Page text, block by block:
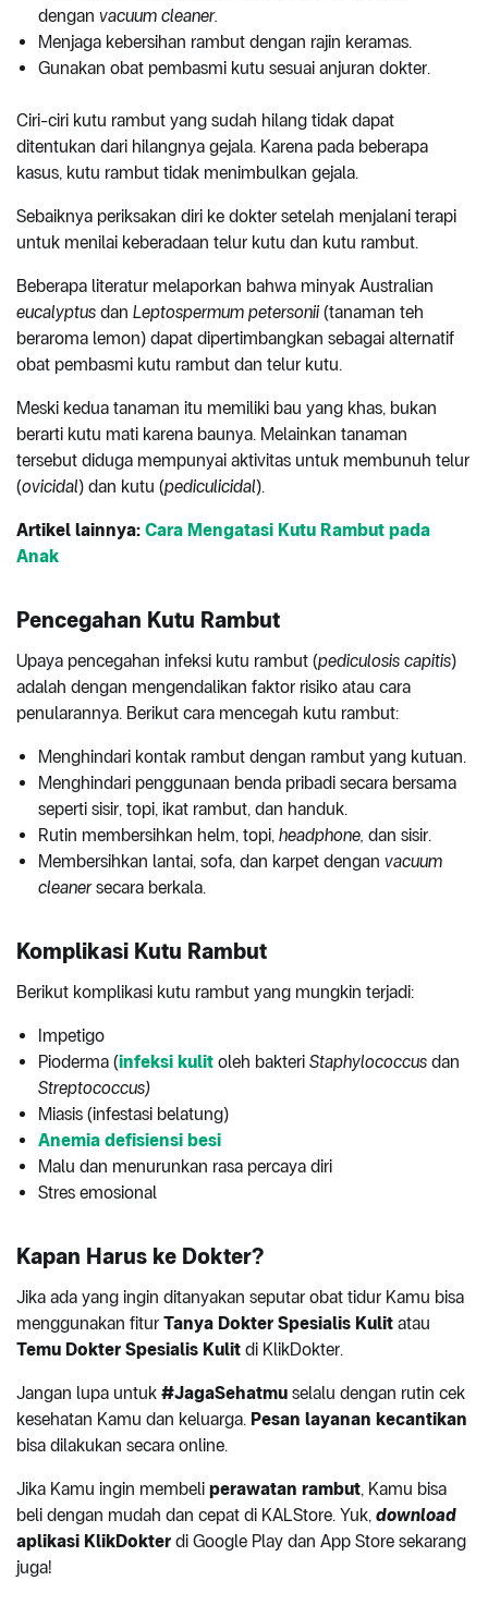
dengan vacuum cleaner.
Menjaga kebersihan rambut dengan rajin keramas.
Gunakan obat pembasmi kutu sesuai anjuran dokter.
Ciri-ciri kutu rambut yang sudah hilang tidak dapat
ditentukan dari hilangnya gejala. Karena pada beberapa
kasus, kutu rambut tidak menimbulkan gejala.
Sebaiknya periksakan diri ke dokter setelah menjalani terapi
untuk menilai keberadaan telur kutu dan kutu rambut.
Beberapa literatur melaporkan bahwa minyak Australian
eucalyptus dan Leptospermum petersonii (tanaman teh
beraroma lemon) dapat dipertimbangkan sebagai alternatif
obat pembasmi kutu rambut dan telur kutu.
Meski kedua tanaman itu memiliki bau yang khas, bukan
berarti kutu mati karena baunya. Melainkan tanaman
tersebut diduga mempunyai aktivitas untuk membunuh telur
(ovicidal) dan kutu (pediculicidal).
Artikel lainnya: Cara Mengatasi Kutu Rambut pada
Anak
Pencegahan Kutu Rambut
Upaya pencegahan infeksi kutu rambut (pediculosis capitis)
adalah dengan mengendalikan faktor risiko atau cara
penularannya. Berikut cara mencegah kutu rambut:
Menghindari kontak rambut dengan rambut yang kutuan.
Menghindari penggunaan benda pribadi secara bersama
seperti sisir, topi, ikat rambut, dan handuk.
Rutin membersihkan helm, topi, headphone, dan sisir.
Membersihkan lantai, sofa, dan karpet dengan vacuum
cleanersecara berkala.
Komplikasi Kutu Rambut
Berikut komplikasi kutu rambut yang mungkin terjadi:
Impetigo
Pioderma (infeksi kulit oleh bakteri Staphylococcus dan
Streptococcus)
Miasis (infestasi belatung)
Anemia defisiensi besi
Malu dan menurunkan rasa percaya diri
Stres emosional
Kapan Harus ke Dokter?
Jika ada yang ingin ditanyakan seputar obat tidur Kamu bisa
menggunakan fitur Tanya Dokter Spesialis Kulit atau
Temu Dokter Spesialis Kulit di KlikDokter.
Jangan lupa untuk #JagaSehatmu selalu dengan rutin cek
kesehatan Kamu dan keluarga. Pesan layanan kecantikan
bisa dilakukan secara online.
Jika Kamu ingin membeli perawatan rambut, Kamu bisa
beli dengan mudah dan cepat di KALStore. Yuk, download
aplikasi KlikDokter di Google Play dan App Store sekarang
juga!